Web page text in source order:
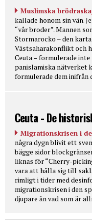
Muslimska
kallade honom sin vän.
“vår broder”. Mannen
Stormarocko – den
Västsaharakonflikt och
Ceuta – formulerade
panislamiska nätverket
formulerade dem
Ceuta - De
Migrationskrisen i
några dygn blivit ett
bägge sidor
liknas för “Cherry-
vara att hålla sig till
rimligt i tider med
migrationskrisen i den
djupare än vad som är